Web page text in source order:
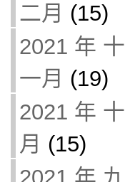
二月 (15)
2021 年 十
一月 (19)
2021 年 十
月 (15)